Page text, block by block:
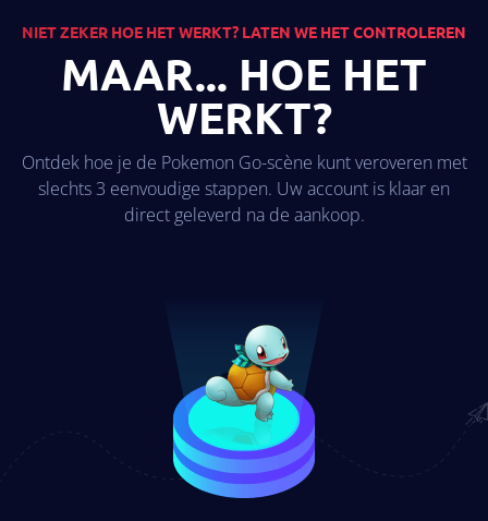
NIET ZEKER HOE HET WERKT? LATEN WE HET CONTROLEREN
MAAR... HOE HET
WERKT?
Ontdek hoe je de Pokemon Go-scène kunt veroveren met
slechts 3 eenvoudige stappen. Uw account is klaar en
direct geleverd na de aankoop.